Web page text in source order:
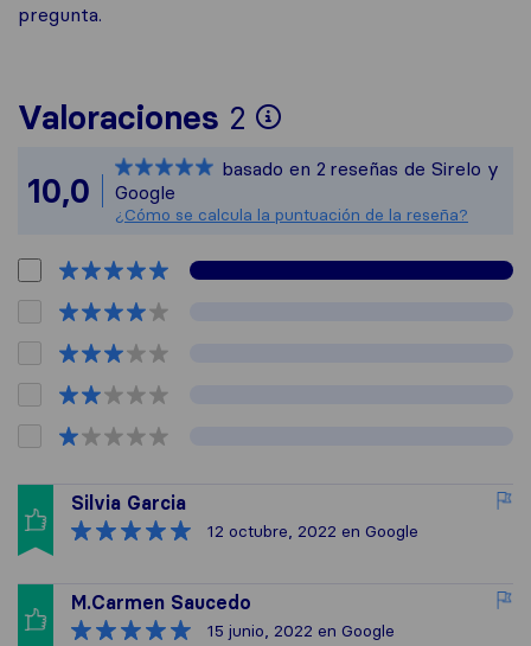
pregunta.
Valoraciones 2
Para ofrecerte
Todas las
10,0
basado en 2 reseñas de Sirelo y
Google
¿Cómo se calcula la puntuación de la reseña?
Silvia Garcia
12 octubre, 2022 en Google
M.Carmen Saucedo
15 junio, 2022 en Google